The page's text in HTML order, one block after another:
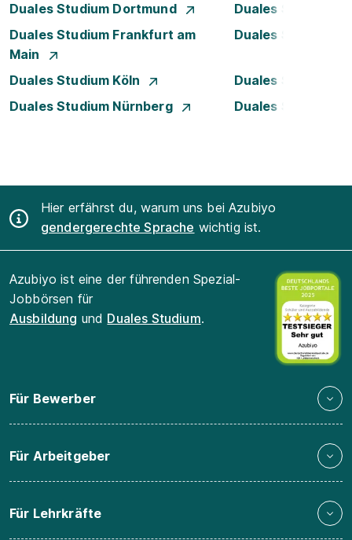
Duales Studium Dortmund
Duales Studium
Duales Studium Frankfurt am
Main
Duales Studium
Duales Studium Köln
Duales Studium
Duales Studium Nürnberg
Duales Studium
Hier erfährst du, warum uns bei Azubiyo
gendergerechte Sprache wichtig ist.
Azubiyo ist eine der führenden Spezial-
Jobbörsen für
Ausbildung und Duales Studium.
Für Bewerber
Für Arbeitgeber
Für Lehrkräfte